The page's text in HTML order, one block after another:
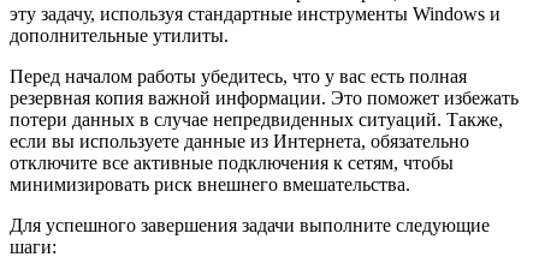
эту задачу, используя стандартные инструменты Windows и
дополнительные утилиты.
Перед началом работы убедитесь, что у вас есть полная
резервная копия важной информации. Это поможет избежать
потери данных в случае непредвиденных ситуаций. Также,
если вы используете данные из Интернета, обязательно
отключите все активные подключения к сетям, чтобы
минимизировать риск внешнего вмешательства.
Для успешного завершения задачи выполните следующие
шаги: